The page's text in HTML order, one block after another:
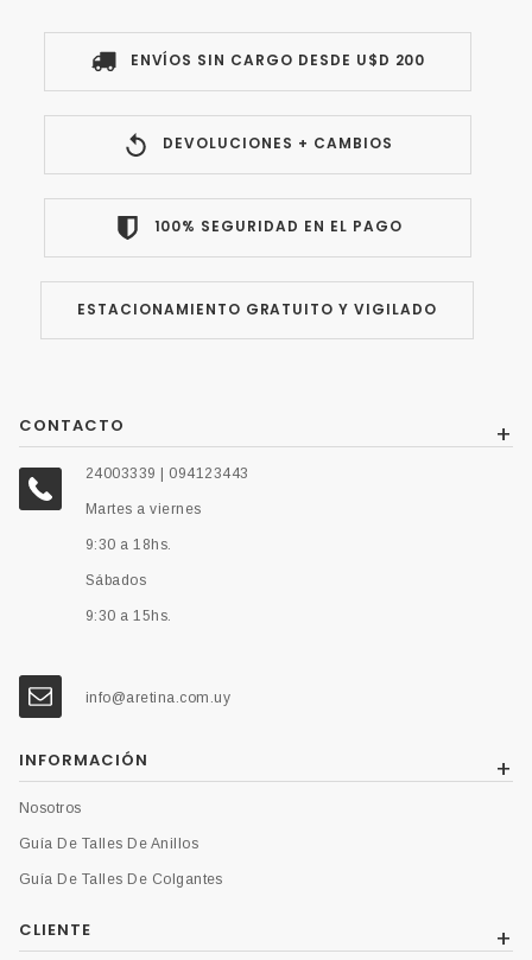
ENVÍOS SIN CARGO DESDE U$D 200
DEVOLUCIONES + CAMBIOS
100% SEGURIDAD EN EL PAGO
ESTACIONAMIENTO GRATUITO Y VIGILADO
CONTACTO
24003339 | 094123443
Martes a viernes
9:30 a 18hs.
Sábados
9:30 a 15hs.
info@aretina.com.uy
INFORMACIÓN
Nosotros
Guía De Talles De Anillos
Guía De Talles De Colgantes
CLIENTE